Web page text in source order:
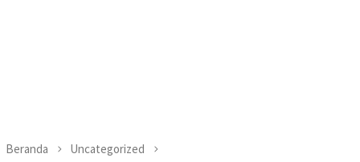
Beranda Uncategorized